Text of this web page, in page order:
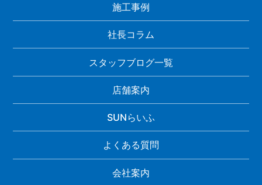
施工事例
社長コラム
スタッフブログ一覧
店舗案内
SUNらいふ
よくある質問
会社案内